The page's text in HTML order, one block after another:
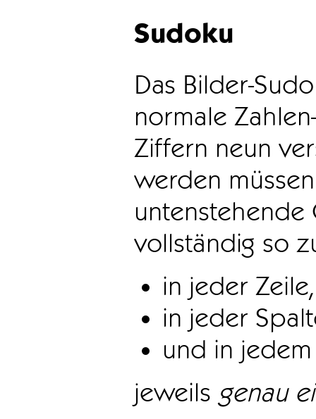
Sudoku
Das Bilder-
normale
Ziffern neun
werden
vollständig so
in jeder Zeile,
in jeder
und in
jeweils genau